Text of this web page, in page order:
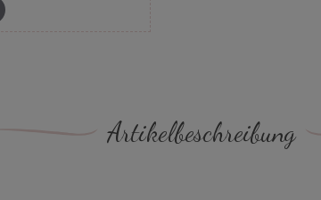
Artikelbeschreibung